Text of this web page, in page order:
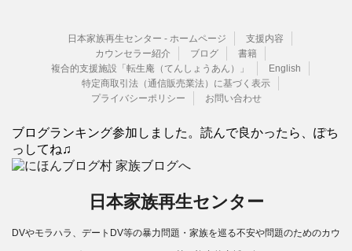
日本家族再生センター - ホームページ
支援内容
カウンセラー紹介
ブログ
書籍
複合的支援施設「転生庵（てんしょうあん）」
English
特定商取引法（通信販売業法）に基づく表示
プライバシーポリシー
お問い合わせ
ブログランキング参加しました。読んで良かったら、ぽち
っしてね♫
日本家族再生センター
DVやモラハラ、デートDV等の暴力問題・家族を巡る不安や問題のためのカウ